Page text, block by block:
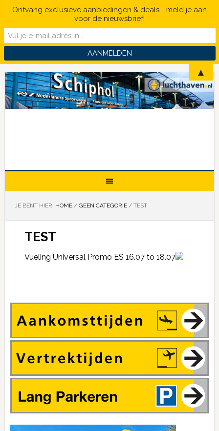
JE BENT HIER: HOME / GEEN CATEGORIE /TEST
TEST
Vueling Universal Promo ES 16.07 to 18.07
Ontvang exclusieve aanbiedingen & deals - meld je aan
voor de nieuwsbrief!
▲